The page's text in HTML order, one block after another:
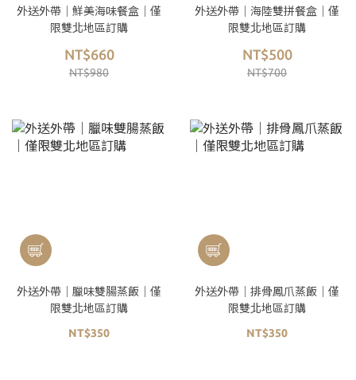
外送外帶｜鮮美海味餐盒｜僅
限雙北地區訂購
NT$660
NT$980
外送外帶｜海陸雙拼餐盒｜僅
限雙北地區訂購
NT$500
NT$700
外送外帶｜臘味雙腸蒸飯｜僅
限雙北地區訂購
NT$350
外送外帶｜排骨鳳爪蒸飯｜僅
限雙北地區訂購
NT$350